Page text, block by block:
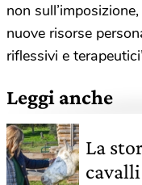
non
nuove risorse
riflessivi e
Leggi anche
La